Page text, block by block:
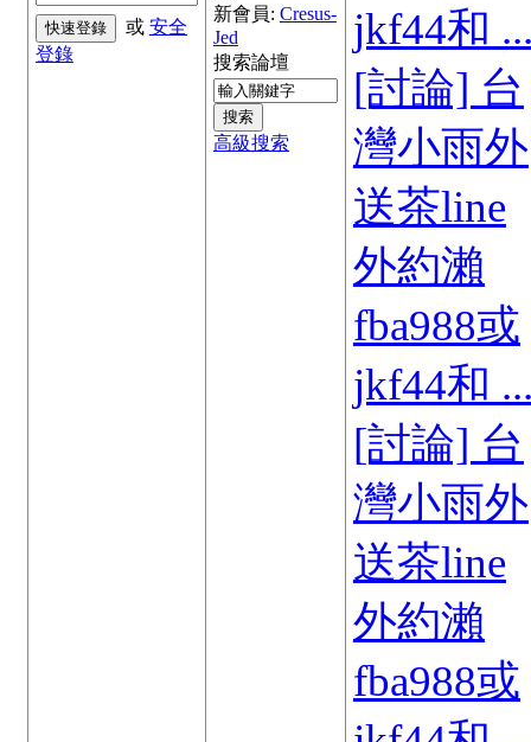
或 安全
登錄
新會員: Cresus-
Jed
搜索論壇
高級搜索
jkf44和
[討論] 台
灣小雨外
送茶line
外約瀨
fba988或
jkf44和
[討論] 台
灣小雨外
送茶line
外約瀨
fba988或